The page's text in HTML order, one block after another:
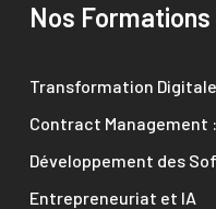
Nos Formations
Transformation
Contract Management
Développement des
Entrepreneuriat et IA